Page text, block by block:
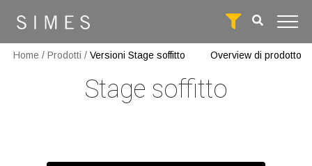
Home / Prodotti / Versioni Stage soffitto Overview di prodotto
Stage soffitto